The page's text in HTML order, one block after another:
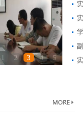
1 2 3 4 5